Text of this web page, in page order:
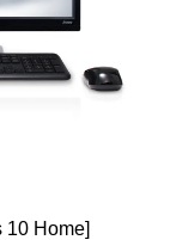
Home]